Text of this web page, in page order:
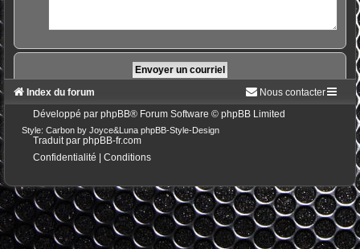
Index du forum
Nous contacter
Développé par phpBB® Forum Software © phpBB Limited
Style: Carbon by Joyce&LunaphpBB-Style-Design
Traduit par phpBB-fr.com
Confidentialité | Conditions